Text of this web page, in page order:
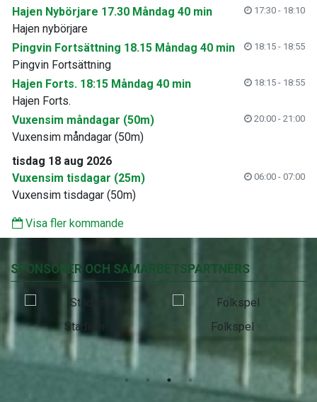
Hajen Nybörjare 17.30 Måndag 40 min
17:30 - 18:10
Hajen nybörjare
Pingvin Fortsättning 18.15 Måndag 40 min
18:15 - 18:55
Pingvin Fortsättning
Hajen Forts. 18:15 Måndag 40 min
18:15 - 18:55
Hajen Forts.
Vuxensim måndagar (50m)
20:00 - 21:00
Vuxensim måndagar (50m)
tisdag 18 aug 2026
Vuxensim tisdagar (25m)
06:00 - 07:00
Vuxensim tisdagar (50m)
Visa fler kommande
SPONSORER OCH SAMARBETSPARTNERS
Stadium Folkspel